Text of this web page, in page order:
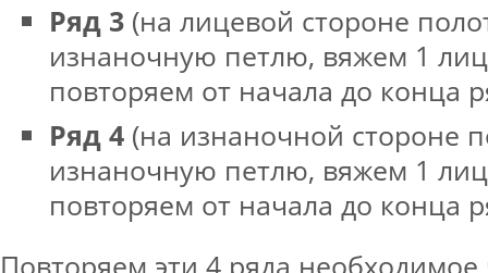
Ряд 3 (на лицевой стороне
изнаночную петлю, вяжем 1
повторяем от начала до конца
Ряд 4 (на изнаночной стороне
изнаночную петлю, вяжем 1
повторяем от начала до конца
Повторяем эти 4 ряда необходимое